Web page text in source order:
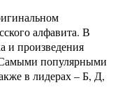
алфавита. В
и произведения
Самыми популярными
в лидерах – Б, Д,